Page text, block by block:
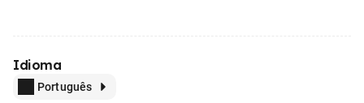
Idioma
Português